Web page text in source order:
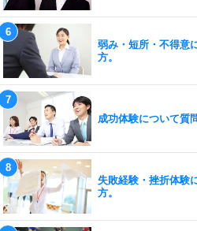
弱み・短所・不得意
方。
成功体験について質
失敗経験・挫折体験
方。